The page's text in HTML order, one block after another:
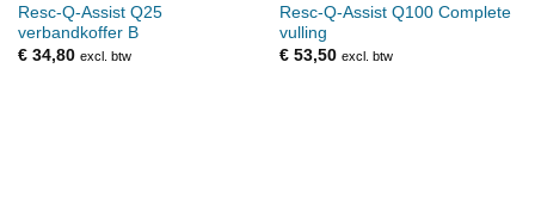
Resc-Q-Assist Q25
verbandkoffer B
€34,80 excl. btw
Resc-Q-Assist Q100 Complete
vulling
€53,50 excl. btw